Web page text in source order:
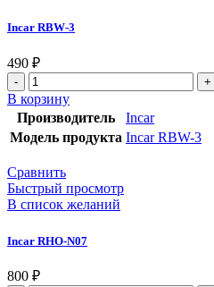
Incar RBW-3
490 ₽
В корзину
Производитель
Incar
Модель продукта Incar RBW-3
Сравнить
Быстрый просмотр
В список желаний
Incar RHO-N07
800 ₽